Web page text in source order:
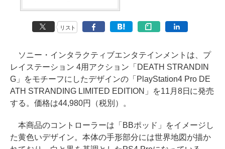
リスト
ソニー・インタラクティブエンタテインメントは、プ
レイステーション 4用アクション「DEATH STRANDIN
G」をモチーフにしたデザインの「PlayStation4 Pro DE
ATH STRANDING LIMITED EDITION」を11月8日に発売
する。価格は44,980円（税別）。
本商品のコントローラーは「BBポッド」をイメージし
た黄色いデザイン。本体の手形部分には世界地図が描か